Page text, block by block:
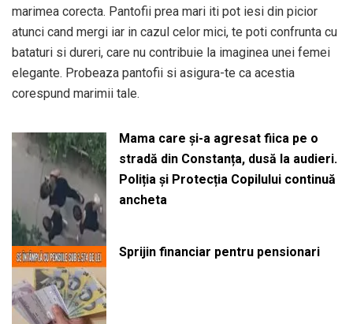
marimea corecta. Pantofii prea mari iti pot iesi din picior
atunci cand mergi iar in cazul celor mici, te poti confrunta cu
bataturi si dureri, care nu contribuie la imaginea unei femei
elegante. Probeaza pantofii si asigura-te ca acestia
corespund marimii tale.
Mama care și-a agresat fiica pe o
stradă din Constanța, dusă la audieri.
Poliția și Protecția Copilului continuă
ancheta
Sprijin financiar pentru pensionari